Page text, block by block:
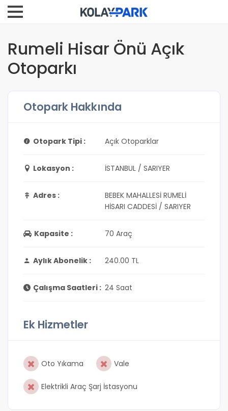
Rumeli Hisar Önü Açık
Otoparkı
Otopark Hakkında
Otopark Tipi : Açık Otoparklar
Lokasyon : İSTANBUL / SARIYER
Adres :
BEBEK MAHALLESİ RUMELİ
HİSARI CADDESİ / SARIYER
Kapasite : 70 Araç
Aylık Abonelik : 240.00 TL
Çalışma Saatleri : 24 Saat
Ek Hizmetler
Oto Yıkama Vale
Elektrikli Araç Şarj İstasyonu